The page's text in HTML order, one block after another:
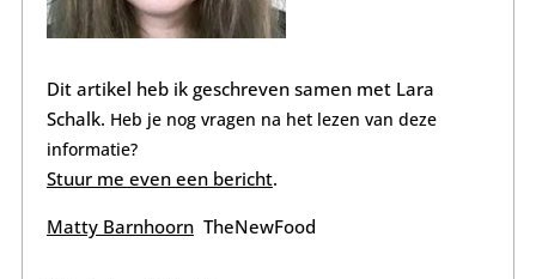
Dit artikel heb ik geschreven samen met Lara
Schalk. Heb je nog vragen na het lezen van deze
informatie?
Stuur me even een bericht.
Matty BarnhoornTheNewFood